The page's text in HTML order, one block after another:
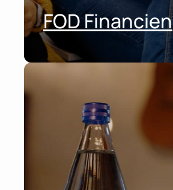
FOD Financien